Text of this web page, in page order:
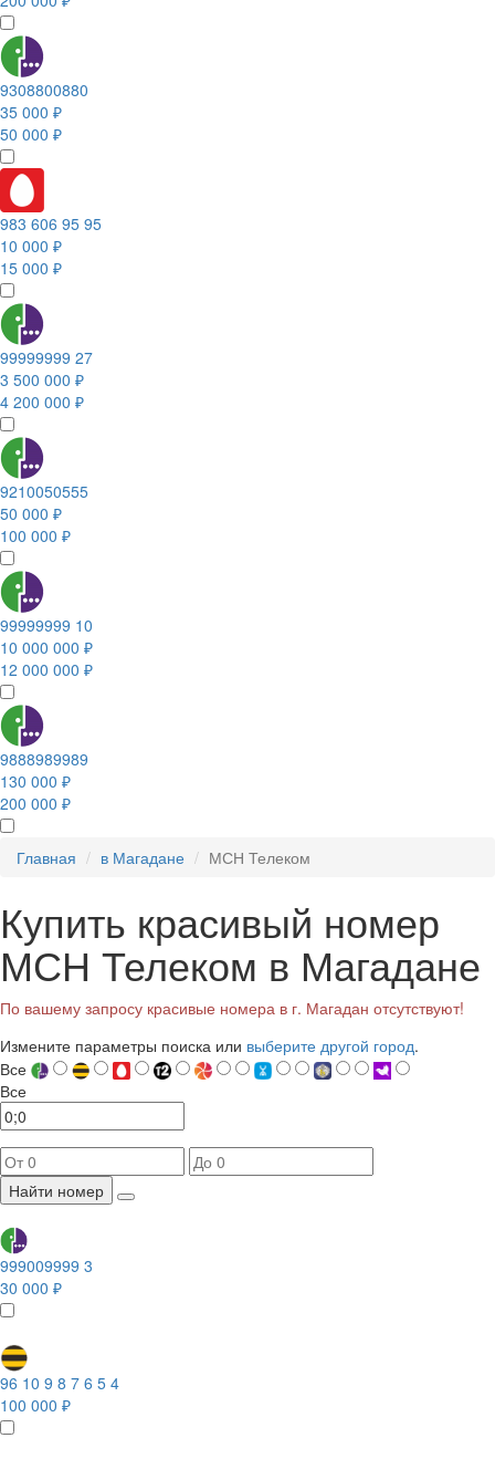
9308800880
35 000 ₽
50 000 ₽
983 606 95 95
10 000 ₽
15 000 ₽
99999999 27
3 500 000 ₽
4 200 000 ₽
9210050555
50 000 ₽
100 000 ₽
99999999 10
10 000 000 ₽
12 000 000 ₽
9888989989
130 000 ₽
200 000 ₽
Главная в Магадане МСН Телеком
Купить красивый номер
МСН Телеком в Магадане
По вашему запросу красивые номера в г. Магадан отсутствуют!
Измените параметры поиска или выберите другой город.
Все
Все
Найти номер
999009999 3
30 000 ₽
96 10 9 8 7 6 5 4
100 000 ₽